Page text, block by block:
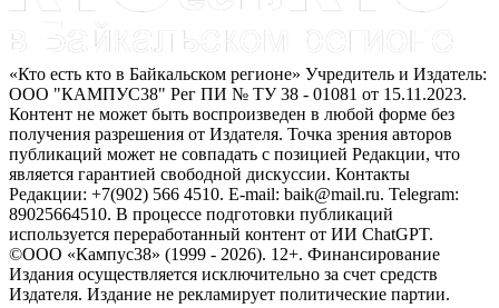
«Кто есть кто в Байкальском регионе» Учредитель и Издатель:
ООО "КАМПУС38" Рег ПИ № ТУ 38 - 01081 от 15.11.2023.
Контент не может быть воспроизведен в любой форме без
получения разрешения от Издателя. Точка зрения авторов
публикаций может не совпадать с позицией Редакции, что
является гарантией свободной дискуссии. Контакты
Редакции: +7(902) 566 4510. E-mail: baik@mail.ru. Telegram:
89025664510. В процессе подготовки публикаций
используется переработанный контент от ИИ ChatGPT.
©ООО «Кампус38» (1999 - 2026). 12+. Финансирование
Издания осуществляется исключительно за счет средств
Издателя. Издание не рекламирует политические партии.